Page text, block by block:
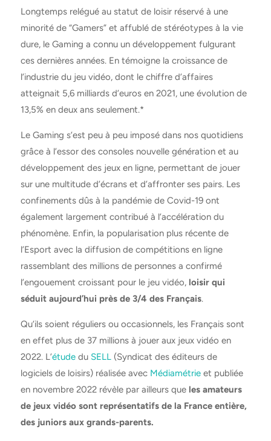
Longtemps relégué au statut de loisir réservé à une
minorité de “Gamers” et affublé de stéréotypes à la vie
dure, le Gaming a connu un développement fulgurant
ces dernières années. En témoigne la croissance de
l’industrie du jeu vidéo, dont le chiffre d’affaires
atteignait 5,6 milliards d’euros en 2021, une évolution de
13,5% en deux ans seulement.*
Le Gaming s’est peu à peu imposé dans nos quotidiens
grâce à l’essor des consoles nouvelle génération et au
développement des jeux en ligne, permettant de jouer
sur une multitude d’écrans et d’affronter ses pairs. Les
confinements dûs à la pandémie de Covid-19 ont
également largement contribué à l’accélération du
phénomène. Enfin, la popularisation plus récente de
l’Esport avec la diffusion de compétitions en ligne
rassemblant des millions de personnes a confirmé
l’engouement croissant pour le jeu vidéo, loisir qui
séduit aujourd’hui près de 3/4 des Français.
Qu’ils soient réguliers ou occasionnels, les Français sont
en effet plus de 37 millions à jouer aux jeux vidéo en
2022. L’étudedu SELL(Syndicat des éditeurs de
logiciels de loisirs) réalisée avec Médiamétrieet publiée
en novembre 2022 révèle par ailleurs que les amateurs
de jeux vidéo sont représentatifs de la France entière,
des juniors aux grands-parents.